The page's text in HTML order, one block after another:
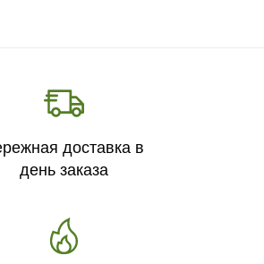
доставка в
день заказа